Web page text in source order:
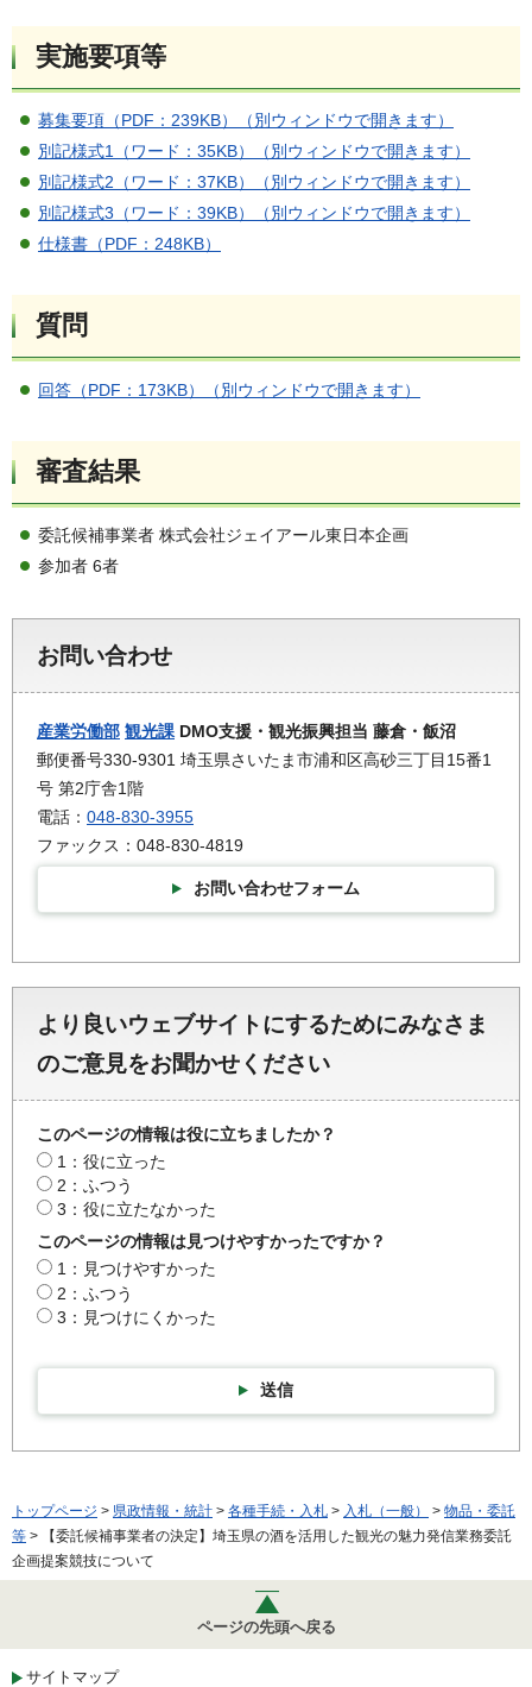
実施要項等
募集要項（PDF：239KB）（別ウィンドウで開きます）
別記様式1（ワード：35KB）（別ウィンドウで開きます）
別記様式2（ワード：37KB）（別ウィンドウで開きます）
別記様式3（ワード：39KB）（別ウィンドウで開きます）
仕様書（PDF：248KB）
質問
回答（PDF：173KB）（別ウィンドウで開きます）
審査結果
委託候補事業者 株式会社ジェイアール東日本企画
参加者 6者
お問い合わせ
産業労働部 観光課 DMO支援・観光振興担当 藤倉・飯沼
郵便番号330-9301 埼玉県さいたま市浦和区高砂三丁目15番1
号 第2庁舎1階
電話： 048-830-3955
ファックス：048-830-4819
お問い合わせフォーム
より良いウェブサイトにするためにみなさま
のご意見をお聞かせください
このページの情報は役に立ちましたか？
1：役に立った
2：ふつう
3：役に立たなかった
このページの情報は見つけやすかったですか？
1：見つけやすかった
2：ふつう
3：見つけにくかった
送信
トップページ > 県政情報・統計 > 各種手続・入札 > 入札（一般） > 物品・委託
等 > 【委託候補事業者の決定】埼玉県の酒を活用した観光の魅力発信業務委託
企画提案競技について
ページの先頭へ戻る
サイトマップ